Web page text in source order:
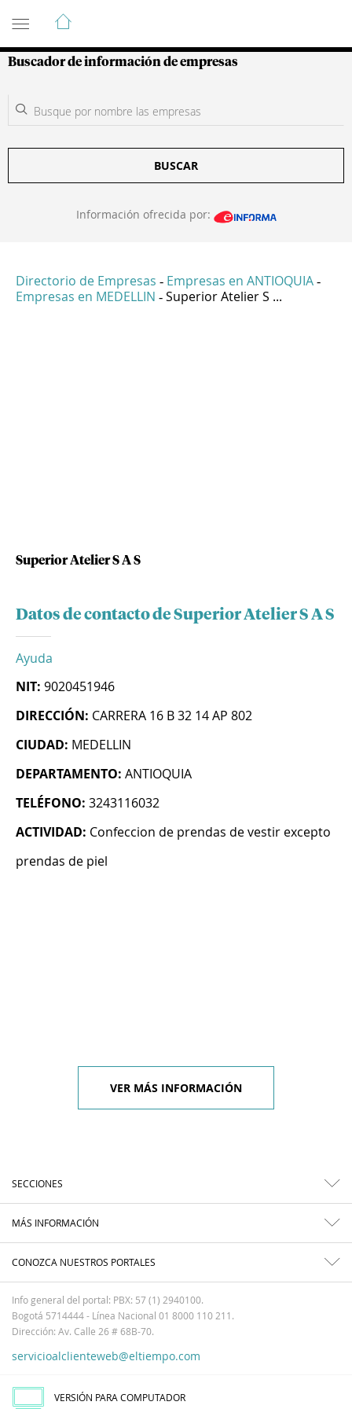
Guía de Empresas Colombianas
Buscador de información de empresas
BUSCAR
Información ofrecida por:
Directorio de Empresas - Empresas en ANTIOQUIA -
Empresas en MEDELLIN - Superior Atelier S ...
Superior Atelier S A S
Datos de contacto de Superior Atelier S A S
Ayuda
NIT: 9020451946
DIRECCIÓN: CARRERA 16 B 32 14 AP 802
CIUDAD: MEDELLIN
DEPARTAMENTO: ANTIOQUIA
TELÉFONO: 3243116032
ACTIVIDAD: Confeccion de prendas de vestir excepto
prendas de piel
VER MÁS INFORMACIÓN
SECCIONES
MÁS INFORMACIÓN
CONOZCA NUESTROS PORTALES
Info general del portal: PBX: 57 (1) 2940100.
Bogotá 5714444 - Línea Nacional 01 8000 110 211.
Dirección: Av. Calle 26 # 68B-70.
servicioalclienteweb@eltiempo.com
VERSIÓN PARA COMPUTADOR